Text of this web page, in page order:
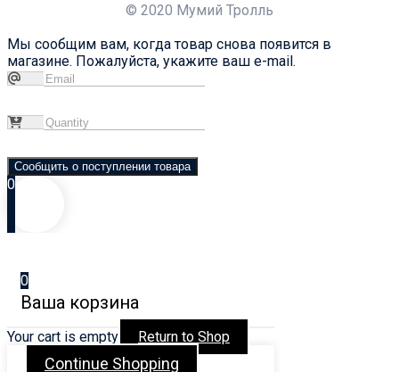
© 2020 Мумий Тролль
Мы сообщим вам, когда товар снова появится в
магазине. Пожалуйста, укажите ваш e-mail.
Сообщить о поступлении товара
0
0
Ваша корзина
Your cart is empty Return to Shop
Continue Shopping